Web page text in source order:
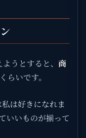
うとすると、 商
らいです。
は好きになれま
いいものが揃って